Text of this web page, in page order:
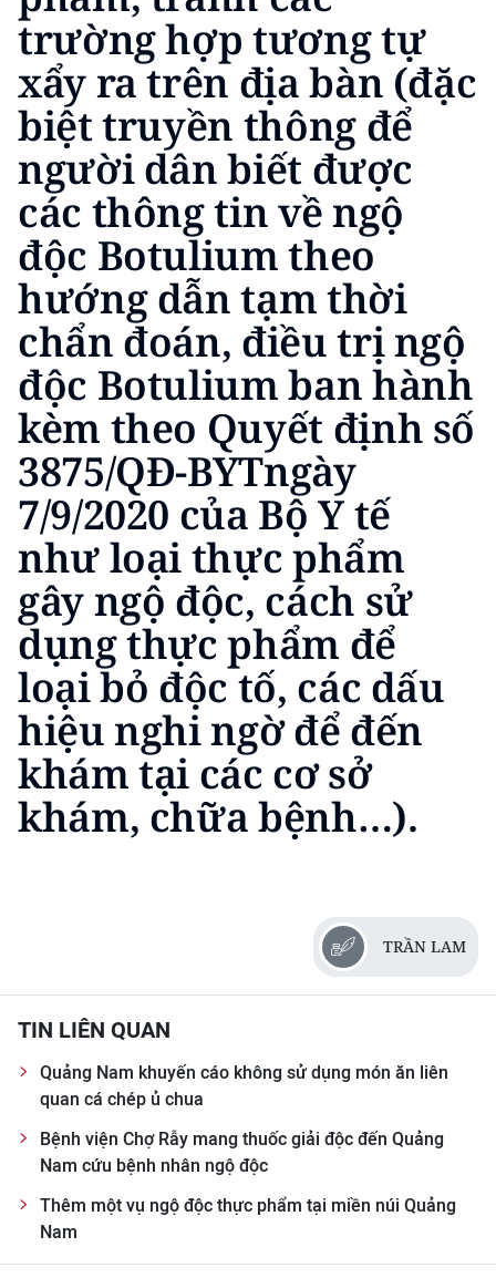
trường hợp tương tự
xẩy ra trên địa bàn (đặc
biệt truyền thông để
người dân biết được
các thông tin về ngộ
độc Botulium theo
hướng dẫn tạm thời
chẩn đoán, điều trị ngộ
độc Botulium ban hành
kèm theo Quyết định số
3875/QĐ-BYTngày
7/9/2020 của Bộ Y tế
như loại thực phẩm
gây ngộ độc, cách sử
dụng thực phẩm để
loại bỏ độc tố, các dấu
hiệu nghi ngờ để đến
khám tại các cơ sở
khám, chữa bệnh…).
TRẦN LAM
TIN LIÊN QUAN
Quảng Nam khuyến cáo không sử dụng món ăn liên
quan cá chép ủ chua
Bệnh viện Chợ Rẫy mang thuốc giải độc đến Quảng
Nam cứu bệnh nhân ngộ độc
Thêm một vụ ngộ độc thực phẩm tại miền núi Quảng
Nam